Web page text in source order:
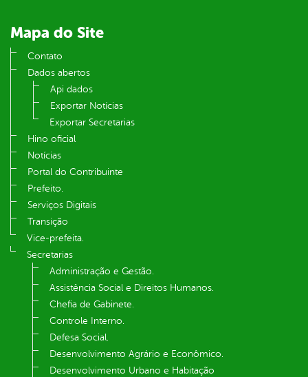
Mapa do Site
Contato
Dados abertos
Api dados
Exportar Notícias
Exportar Secretarias
Hino oficial
Notícias
Portal do Contribuinte
Prefeito.
Serviços Digitais
Transição
Vice-prefeita.
Secretarias
Administração e Gestão.
Assistência Social e Direitos Humanos.
Chefia de Gabinete.
Controle Interno.
Defesa Social.
Desenvolvimento Agrário e Econômico.
Desenvolvimento Urbano e Habitação